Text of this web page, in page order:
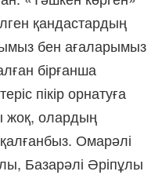
қандастардың
бен ағаларымыз
бірғанша
пікір орнатуға
жоқ, олардың
Омарәлі
Базарәлі Әріпұлы